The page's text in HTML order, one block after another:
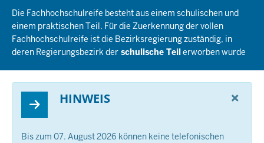
Die Fachhochschulreife besteht aus einem schulischen und
einem praktischen Teil. Für die Zuerkennung der vollen
Fachhochschulreife ist die Bezirksregierung zuständig, in
deren Regierungsbezirk der schulische Teilerworben wurde
×
HINWEIS
Bis zum 07. August 2026 können keine telefonischen